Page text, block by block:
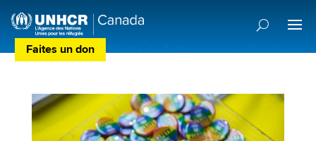
Faites un don Centre de Préférences des Donateurs